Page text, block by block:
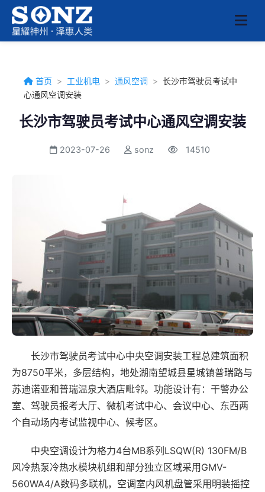
首页 > 工业机电 > 通风空调 > 长沙市驾驶员考试中
心通风空调安装
长沙市驾驶员考试中心通风空调安装
2023-07-26 sonz 14510
长沙市驾驶员考试中心中央空调安装工程总建筑面积
为8750平米，多层结构，地处湖南望城县星城镇普瑞路与
苏迪诺亚和普瑞温泉大酒店毗邻。功能设计有：干警办公
室、驾驶员报考大厅、微机考试中心、会议中心、东西两
个自动场内考试监视中心、候考区。
中央空调设计为格力4台MB系列LSQW(R) 130FM/B
风冷热泵冷热水模块机组和部分独立区域采用GMV-
560WA4/A数码多联机，空调室内风机盘管采用明装摇控